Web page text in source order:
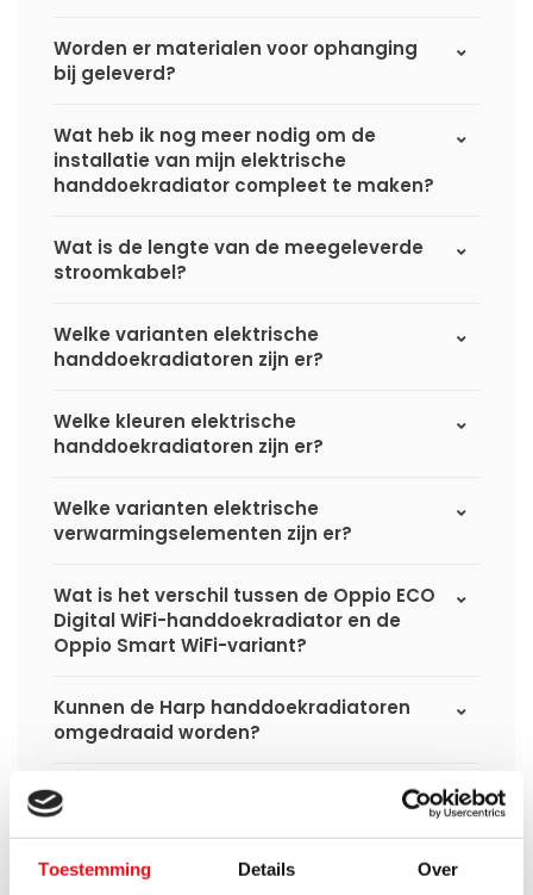
Toestemming Details Over
Worden er materialen voor ophanging
bij geleverd?
Wat heb ik nog meer nodig om de
installatie van mijn elektrische
handdoekradiator compleet te maken?
Wat is de lengte van de meegeleverde
stroomkabel?
Welke varianten elektrische
handdoekradiatoren zijn er?
Welke kleuren elektrische
handdoekradiatoren zijn er?
Welke varianten elektrische
verwarmingselementen zijn er?
Wat is het verschil tussen de Oppio ECO
Digital WiFi-handdoekradiator en de
Oppio Smart WiFi-variant?
Kunnen de Harp handdoekradiatoren
omgedraaid worden?
Kunnen de Elite en Tuba elektrische
handdoekradiatoren omgedraaid
worden?